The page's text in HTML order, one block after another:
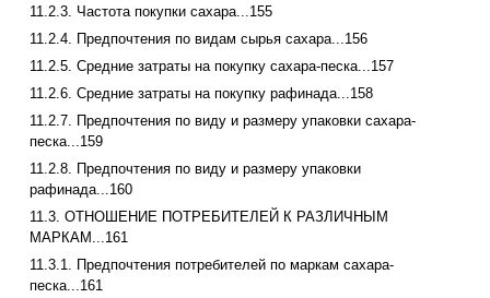
11.2.3. Частота покупки сахара...155
11.2.4. Предпочтения по видам сырья сахара...156
11.2.5. Средние затраты на покупку сахара-песка...157
11.2.6. Средние затраты на покупку рафинада...158
11.2.7. Предпочтения по виду и размеру упаковки сахара-
песка...159
11.2.8. Предпочтения по виду и размеру упаковки
рафинада...160
11.3. ОТНОШЕНИЕ ПОТРЕБИТЕЛЕЙ К РАЗЛИЧНЫМ
МАРКАМ...161
11.3.1. Предпочтения потребителей по маркам сахара-
песка...161